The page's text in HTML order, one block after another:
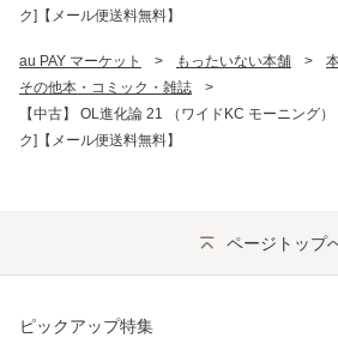
ク]【メール便送料無料】
au PAY マーケット > もったいない本舗 >
その他本・コミック・雑誌
>
【中古】 OL進化論 21 （ワイドKC モーニング
ク]【メール便送料無料】
ページトップ
ピックアップ特集